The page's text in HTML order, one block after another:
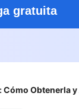
gratuita
Cómo Obtenerla